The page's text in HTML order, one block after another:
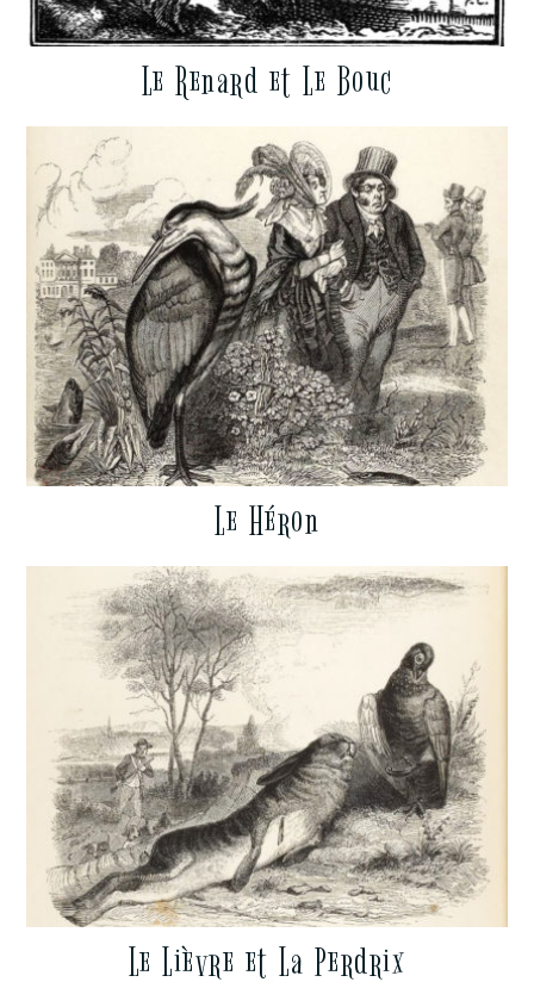
Le Renard et Le Bouc
Le Héron
Le Lièvre et La Perdrix